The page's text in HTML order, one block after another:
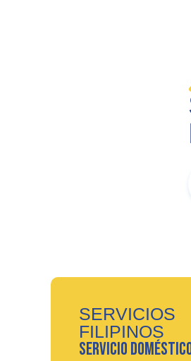
SERVICIOS
FILIPINOS
servicio